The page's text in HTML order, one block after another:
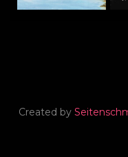
Created by